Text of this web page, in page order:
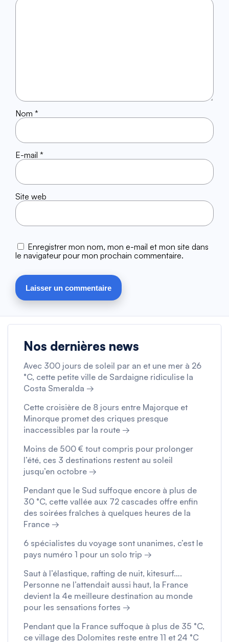
Nom *
E-mail *
Site web
Enregistrer mon nom, mon e-mail et mon site dans
le navigateur pour mon prochain commentaire.
Nos dernières news
Avec 300 jours de soleil par an et une mer à 26
°C, cette petite ville de Sardaigne ridiculise la
Costa Smeralda →
Cette croisière de 8 jours entre Majorque et
Minorque promet des criques presque
inaccessibles par la route →
Moins de 500 € tout compris pour prolonger
l’été, ces 3 destinations restent au soleil
jusqu’en octobre →
Pendant que le Sud suffoque encore à plus de
30 °C, cette vallée aux 72 cascades offre enfin
des soirées fraîches à quelques heures de la
France →
6 spécialistes du voyage sont unanimes, c’est le
pays numéro 1 pour un solo trip →
Saut à l’élastique, rafting de nuit, kitesurf….
Personne ne l’attendait aussi haut, la France
devient la 4e meilleure destination au monde
pour les sensations fortes →
Pendant que la France suffoque à plus de 35 °C,
ce village des Dolomites reste entre 11 et 24 °C